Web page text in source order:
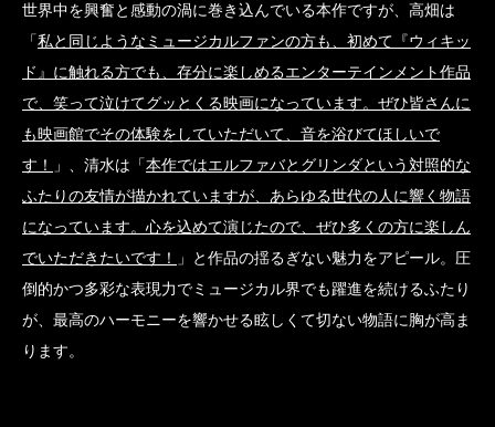
世界中を興奮と感動の渦に巻き込んでいる本作ですが、高畑は
「私と同じようなミュージカルファンの方も、初めて『ウィキッ
ド』に触れる方でも、存分に楽しめるエンターテインメント作品
で、笑って泣けてグッとくる映画になっています。ぜひ皆さんに
も映画館でその体験をしていただいて、音を浴びてほしいで
す！
」、清水は「本作ではエルファバとグリンダという対照的な
ふたりの友情が描かれていますが、あらゆる世代の人に響く物語
になっています。心を込めて演じたので、ぜひ多くの方に楽しん
でいただきたいです！
」と作品の揺るぎない魅力をアピール。圧
倒的かつ多彩な表現力でミュージカル界でも躍進を続けるふたり
が、最高のハーモニーを響かせる眩しくて切ない物語に胸が高ま
ります。